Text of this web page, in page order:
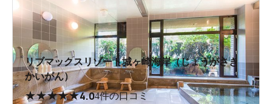
リブマックスリゾート城ヶ崎海岸（じょうがさき
かいがん）
★★★★★4.04件の口コミ